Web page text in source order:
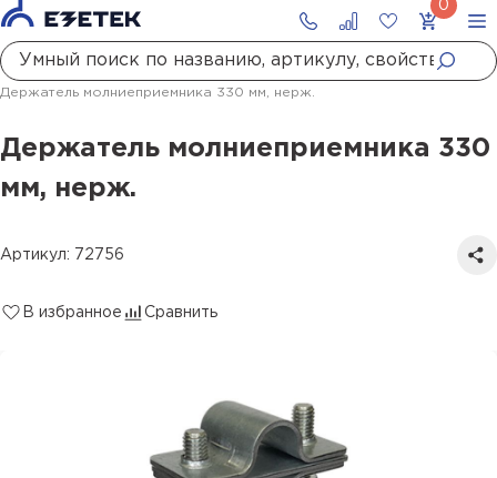
Кронштейны, фундаменты, комплектующие
Дополнительные комплектующие к мачтам
Держатель молниеприемника 330 мм, нерж.
Держатель молниеприемника 330
мм, нерж.
Артикул: 72756
В избранное Сравнить